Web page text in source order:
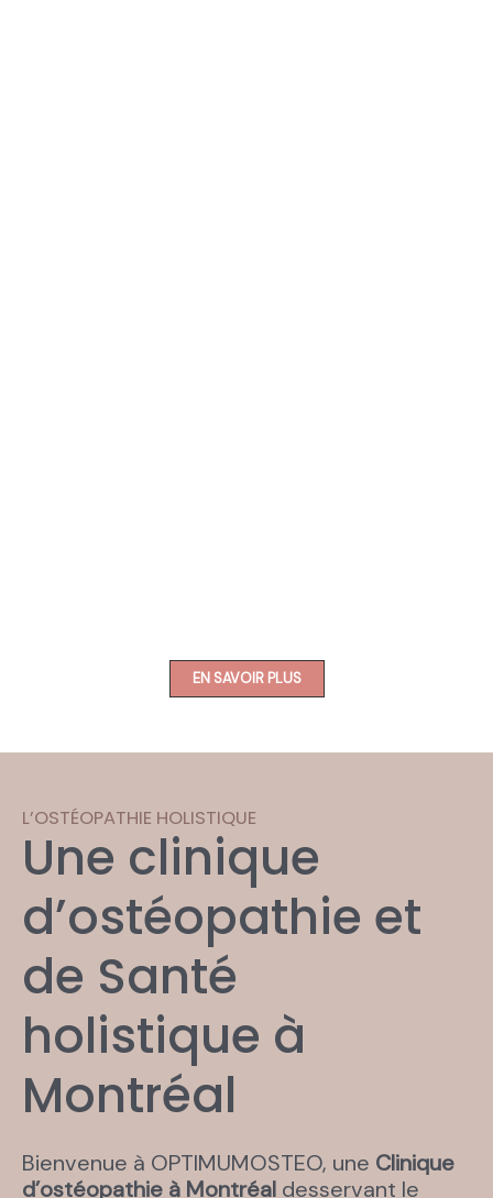
EN SAVOIR PLUS
L’OSTÉOPATHIE HOLISTIQUE​
Une clinique
d’ostéopathie et
de Santé
holistique à
Montréal
Bienvenue à OPTIMUMOSTEO, une Clinique
d’ostéopathie à Montréaldesservant le